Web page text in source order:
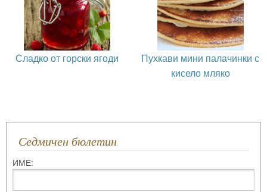
Сладко от горски ягоди
Пухкави мини палачинки с
кисело мляко
Седмичен бюлетин
ИМЕ: